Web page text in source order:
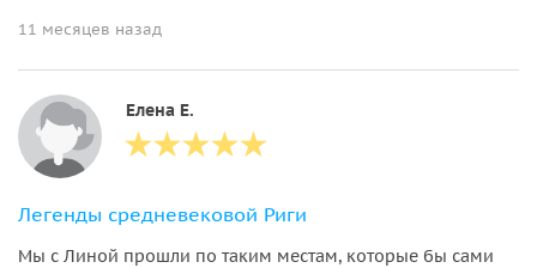
11 месяцев назад
Елена Е.
Легенды средневековой Риги
Мы с Линой прошли по таким местам, которые бы сами